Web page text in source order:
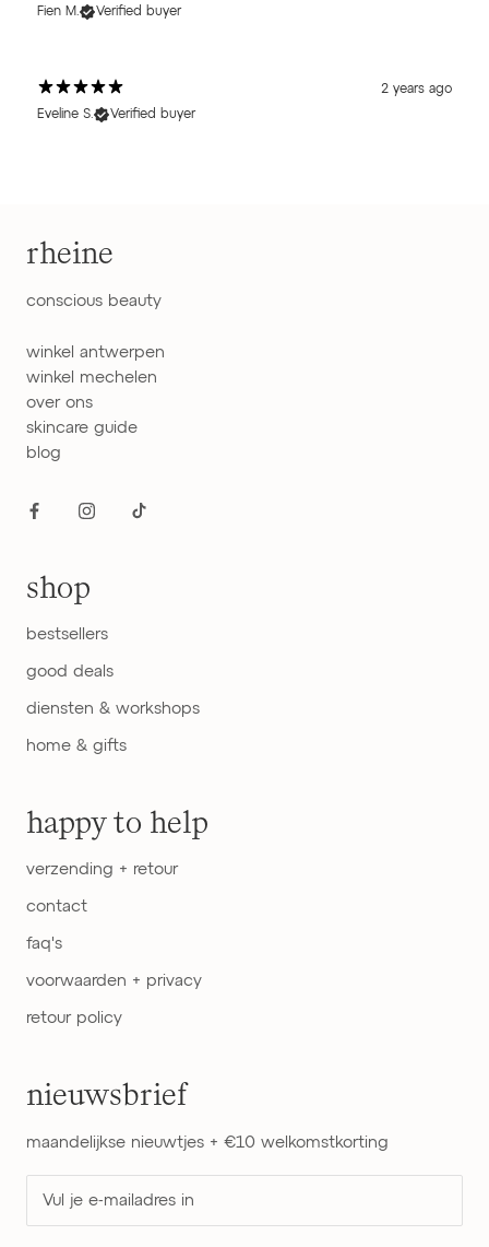
Fien M.
Verified buyer
2 years ago
Eveline S.
Verified buyer
rheine
conscious beauty
winkel antwerpen
winkel mechelen
over ons
skincare guide
blog
shop
bestsellers
good deals
diensten & workshops
home & gifts
happy to help
verzending + retour
contact
faq's
voorwaarden + privacy
retour policy
nieuwsbrief
maandelijkse nieuwtjes + €10 welkomstkorting